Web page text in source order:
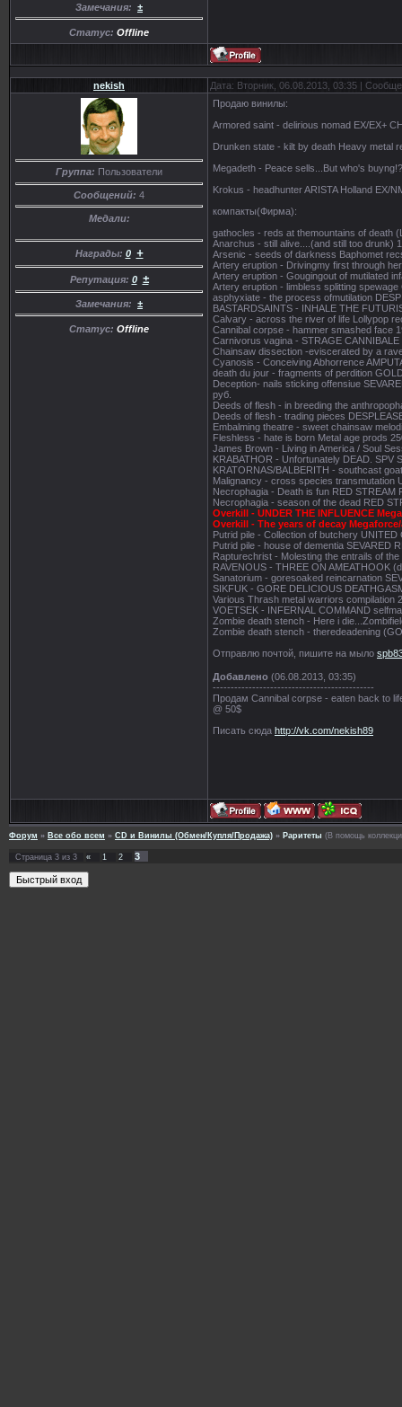
Замечания: ±
Статус: Offline
nekish Дата: Вторник, 06.08.2013, 03:35 |
Группа: Пользователи
Сообщений: 4
Медали:
Награды: 0 +
Репутация: 0 ±
Замечания: ±
Статус: Offline
Продаю винилы:
Armored saint - delirious nomad EX/EX+
Drunken state - kilt by death Heavy metal
Megadeth - Peace sells...But who's
Krokus - headhunter ARISTA Holland EX/
компакты(Фирма):
gathocles - reds at themountains of death
Anarchus - still alive....(and still too drunk)
Arsenic - seeds of darkness Baphomet
Artery eruption - Drivingmy first through
Artery eruption - Gougingout of mutilated
Artery eruption - limbless splitting
asphyxiate - the process ofmutilation
BASTARDSAINTS - INHALE THE
Calvary - across the river of life Lollypop
Cannibal corpse - hammer smashed face
Carnivorus vagina - STRAGE
Chainsaw dissection -eviscerated by a
Cyanosis - Conceiving Abhorrence
death du jour - fragments of perdition
Deception- nails sticking offensiue
руб.
Deeds of flesh - in breeding the
Deeds of flesh - trading pieces
Embalming theatre - sweet chainsaw
Fleshless - hate is born Metal age prods
James Brown - Living in America / Soul
KRABATHOR - Unfortunately DEAD. SPV
KRATORNAS/BALBERITH - southcast
Malignancy - cross species transmutation
Necrophagia - Death is fun RED STREAM
Necrophagia - season of the dead RED
Overkill - UNDER THE INFLUENCE
Overkill - The years of decay
Putrid pile - Collection of butchery
Putrid pile - house of dementia SEVARED
Rapturechrist - Molesting the entrails of
RAVENOUS - THREE ON AMEATHOOK
Sanatorium - goresoaked reincarnation
SIKFUK - GORE DELICIOUS
Various Thrash metal warriors compilation
VOETSEK - INFERNAL COMMAND
Zombie death stench - Here i
Zombie death stench - theredeadening
Отправлю почтой, пишите на мыло
Добавлено (06.08.2013, 03:35)
---------------------------------------------
Продам Cannibal corpse - eaten back to
@ 50$
Писать сюда http://vk.com/nekish89
Форум » Все обо всем » CD и Винилы (Обмен/Купля/Продажа) » Раритеты (В помощь
Страница 3 из 3 « 1 2 3